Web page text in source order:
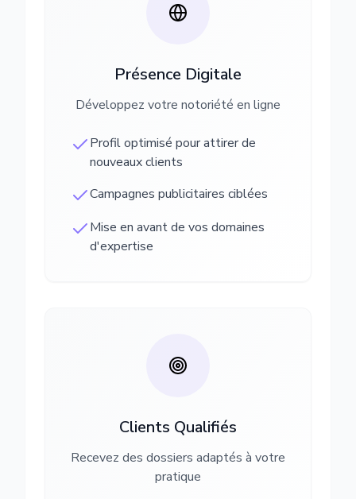
Présence Digitale
Développez votre notoriété en ligne
Profil optimisé pour attirer de
nouveaux clients
Campagnes publicitaires ciblées
Mise en avant de vos domaines
d'expertise
Clients Qualifiés
Recevez des dossiers adaptés à votre
pratique